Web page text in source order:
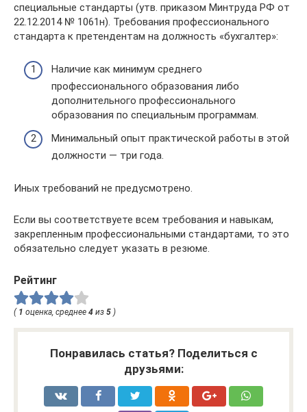
специальные стандарты (утв. приказом Минтруда РФ от
22.12.2014 № 1061н). Требования профессионального
стандарта к претендентам на должность «бухгалтер»:
Наличие как минимум среднего
профессионального образования либо
дополнительного профессионального
образования по специальным программам.
Минимальный опыт практической работы в этой
должности — три года.
Иных требований не предусмотрено.
Если вы соответствуете всем требования и навыкам,
закрепленным профессиональными стандартами, то это
обязательно следует указать в резюме.
Рейтинг
( 1 оценка, среднее 4 из 5 )
Понравилась статья? Поделиться с
друзьями: